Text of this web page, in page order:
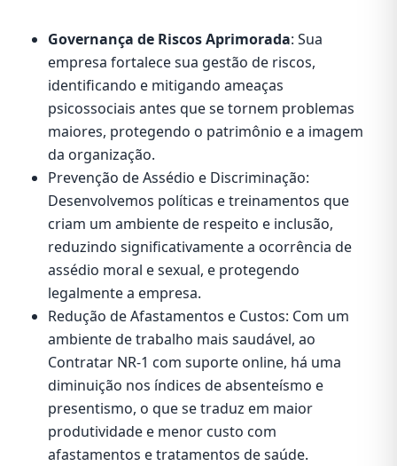
Governança de Riscos Aprimorada: Sua
empresa fortalece sua gestão de riscos,
identificando e mitigando ameaças
psicossociais antes que se tornem problemas
maiores, protegendo o patrimônio e a imagem
da organização.
Prevenção de Assédio e Discriminação:
Desenvolvemos políticas e treinamentos que
criam um ambiente de respeito e inclusão,
reduzindo significativamente a ocorrência de
assédio moral e sexual, e protegendo
legalmente a empresa.
Redução de Afastamentos e Custos: Com um
ambiente de trabalho mais saudável, ao
Contratar NR-1 com suporte online, há uma
diminuição nos índices de absenteísmo e
presentismo, o que se traduz em maior
produtividade e menor custo com
afastamentos e tratamentos de saúde.